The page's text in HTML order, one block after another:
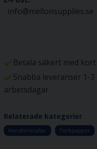
info@mellonsupplies.se
Betala säkert med kort
Snabba leveranser 1-3
arbetsdagar
Relaterade kategorier
Handtorkrullar Torkpapper